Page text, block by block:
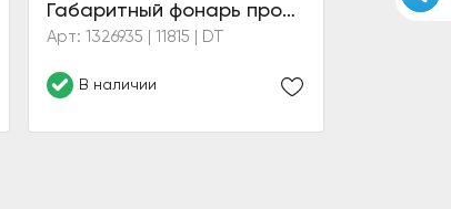
Габаритный фонарь противосолнечного козырька (белый)
Арт: 1326935 | 11815 | DT
В наличии